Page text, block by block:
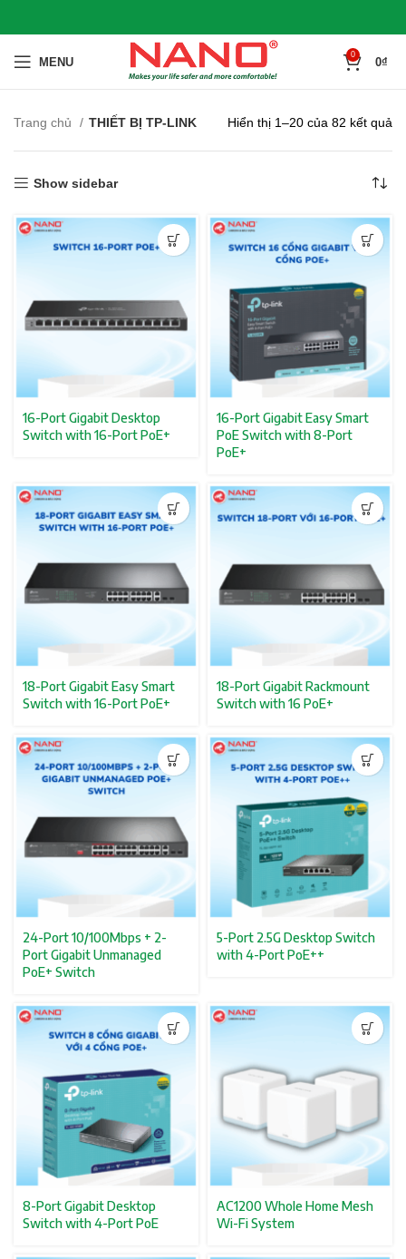
MENU
0
0₫
tại
tại
Trang chủ THIẾT BỊ TP-LINK Hiển thị 1–20 của 82 kết quả
Show sidebar
16-Port Gigabit Desktop
Switch with 16-Port PoE+
16-Port Gigabit Easy Smart
PoE Switch with 8-Port
PoE+
18-Port Gigabit Easy Smart
Switch with 16-Port PoE+
18-Port Gigabit Rackmount
Switch with 16 PoE+
24-Port 10/100Mbps + 2-
Port Gigabit Unmanaged
PoE+ Switch
5-Port 2.5G Desktop Switch
with 4-Port PoE++
8-Port Gigabit Desktop
Switch with 4-Port PoE
AC1200 Whole Home Mesh
Wi-Fi System